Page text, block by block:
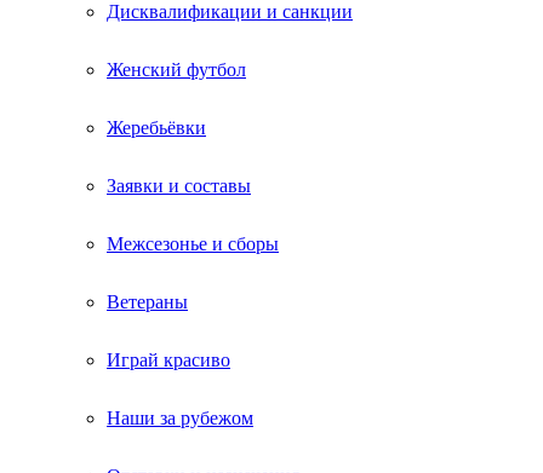
Дисквалификации и санкции
Женский футбол
Жеребьёвки
Заявки и составы
Межсезонье и сборы
Ветераны
Играй красиво
Наши за рубежом